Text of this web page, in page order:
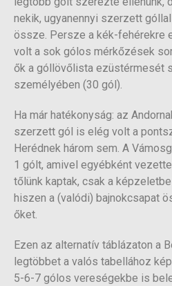
nekik, ugyanennyi szerzett
össze. Persze a kék-fehérekre
volt a sok gólos mérkőzések
ők a góllövőlista ezüstérmesét
személyében (30 gól).
Ha már hatékonyság: az
szerzett gól is elég volt a
Herédnek három sem. A
1 gólt, amivel egyébként
tőlünk kaptak, csak a
hiszen a (valódi) bajnokcsapat
őket.
Ezen az alternatív táblázaton a
legtöbbet a valós tabellához
5-6-7 gólos vereségekbe is